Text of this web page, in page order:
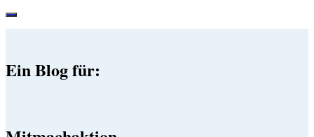
Ein Blog für: